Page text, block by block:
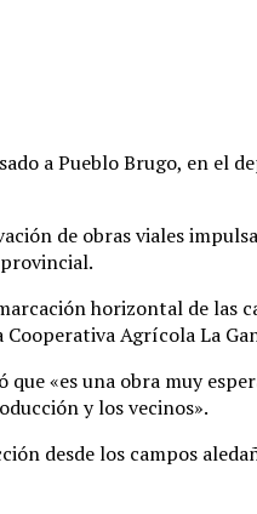
a Pueblo Brugo, en el
de obras viales
horizontal de las
Agrícola La
que «es una obra muy
y los vecinos».
desde los campos